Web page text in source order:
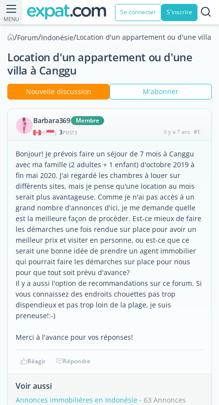
MENU
Se connecter S'inscrire
/Forum/Indonésie/Location d'un appartement ou d'une villa à
Location d'un appartement ou d'une
villa à Canggu
Nouvelle discussion M'abonner
Barbara369 Membre
| 3POSTS il y a 7 ans #1
Bonjour! Je prévois faire un séjour de 7 mois à Canggu
avec ma famille (2 adultes + 1 enfant) d'octobre 2019 à
fin mai 2020. J'ai regardé les chambres à louer sur
différents sites, mais je pense qu'une location au mois
serait plus avantageuse. Comme je n'ai pas accès à un
grand nombre d'annonces d'ici, je me demande quelle
est la meilleure façon de procéder. Est-ce mieux de faire
les démarches une fois rendue sur place pour avoir un
meilleur prix et visiter en personne, ou est-ce que ce
serait une bonne idée de prendre un agent immobilier
qui pourrait faire les démarches sur place pour nous
pour que tout soit prévu d'avance?
Il y a aussi l'option de recommandations sur ce forum. Si
vous connaissez des endroits chouettes pas trop
dispendieux et pas trop loin de la plage, je suis
preneuse!:-)
Merci à l'avance pour vos réponses!
Réagir Répondre
Voir aussi
Annonces immobilières en Indonésie - 63 Annonces